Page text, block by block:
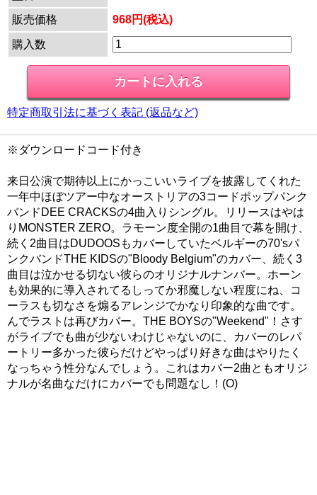
販売価格
968円(税込)
購入数
特定商取引法に基づく表記 (返品など)
※ダウンロードコード付き
来日公演で期待以上にかっこいいライブを披露してくれた
一年中ほぼツアー中なオーストリアの3コードポップパンク
バンドDEE CRACKSの4曲入りシングル。リリースはやは
りMONSTER ZERO。ラモーン度全開の1曲目で幕を開け、
続く2曲目はDUDOOSもカバーしていたベルギーの70'sパ
ンクバンドTHE KIDSの"Bloody Belgium"のカバー、続く3
曲目は泣かせる切ない彼らのオリジナルナンバー。ホーン
も効果的に導入されてるしってか邪魔しない程度にね、コ
ーラスも切なさを煽るアレンジでかなり印象的な曲です。
んでラストは再びカバー。THE BOYSの"Weekend"！さす
がライブでも曲が少ないわけじゃないのに、カバーのレパ
ートリー多かった彼らだけどやっぱり好きな曲はやりたく
なっちゃう性分なんでしょう。これはカバー2曲ともオリジ
ナルが名曲なだけにカバーでも問題なし！(O)